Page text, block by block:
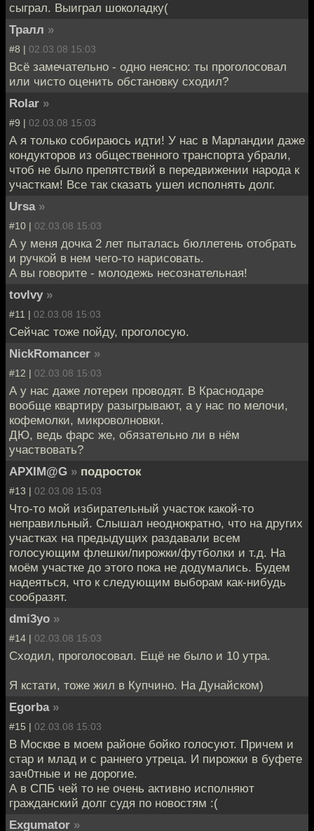
сыграл. Выиграл шоколадку(
Тралл »
#8 | 02.03.08 15:03
Всё замечательно - одно неясно: ты проголосовал
или чисто оценить обстановку сходил?
Rolar »
#9 | 02.03.08 15:03
А я только собираюсь идти! У нас в Марландии даже
кондукторов из общественного транспорта убрали,
чтоб не было препятствий в передвижении народа к
участкам! Все так сказать ушел исполнять долг.
Ursa »
#10 | 02.03.08 15:03
А у меня дочка 2 лет пыталась бюллетень отобрать
и ручкой в нем чего-то нарисовать.
А вы говорите - молодежь несознательная!
tovlvy »
#11 | 02.03.08 15:03
Сейчас тоже пойду, проголосую.
NickRomancer »
#12 | 02.03.08 15:03
А у нас даже лотереи проводят. В Краснодаре
вообще квартиру разыгрывают, а у нас по мелочи,
кофемолки, микроволновки.
ДЮ, ведь фарс же, обязательно ли в нём
участвовать?
APXIM@G » подросток
#13 | 02.03.08 15:03
Что-то мой избирательный участок какой-то
неправильный. Слышал неоднократно, что на других
участках на предыдущих раздавали всем
голосующим флешки/пирожки/футболки и т.д. На
моём участке до этого пока не додумались. Будем
надеяться, что к следующим выборам как-нибудь
сообразят.
dmi3yo »
#14 | 02.03.08 15:03
Сходил, проголосовал. Ещё не было и 10 утра.
Я кстати, тоже жил в Купчино. На Дунайском)
Egorba »
#15 | 02.03.08 15:03
В Москве в моем районе бойко голосуют. Причем и
стар и млад и с раннего утреца. И пирожки в буфете
зач0тные и не дорогие.
А в СПБ чей то не очень активно исполняют
гражданский долг судя по новостям :(
Exgumator »